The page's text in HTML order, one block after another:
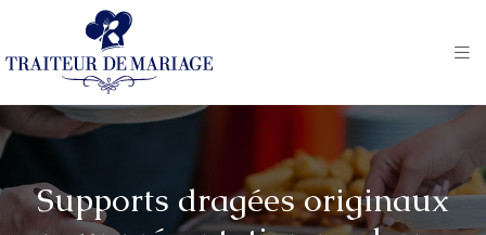
Supports dragées originaux